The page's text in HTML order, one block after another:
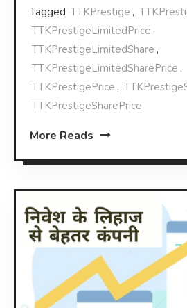
Tagged TTKPrestige ,
TTKPrestigeLimitedPrice ,
TTKPrestigeLimitedShare ,
TTKPrestigeLimitedSharePrice ,
TTKPrestigePrice ,
TTKPrestigeSharePrice
More Reads